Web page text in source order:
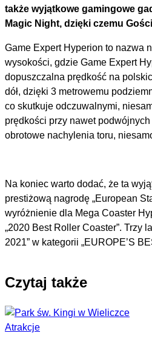
także wyjątkowe gamingowe
Magic Night, dzięki czemu
Game Expert Hyperion to nazwa
wysokości, gdzie Game Expert
dopuszczalna prędkość na
dół, dzięki 3 metrowemu
co skutkuje odczuwalnymi,
prędkości przy nawet
obrotowe nachylenia toru,
Na koniec warto dodać, że ta
prestiżową nagrodę „European
wyróżnienie dla Mega Coaster
„2020 Best Roller Coaster”. Trzy
2021” w kategorii „EUROPE’S
Czytaj także
Atrakcje